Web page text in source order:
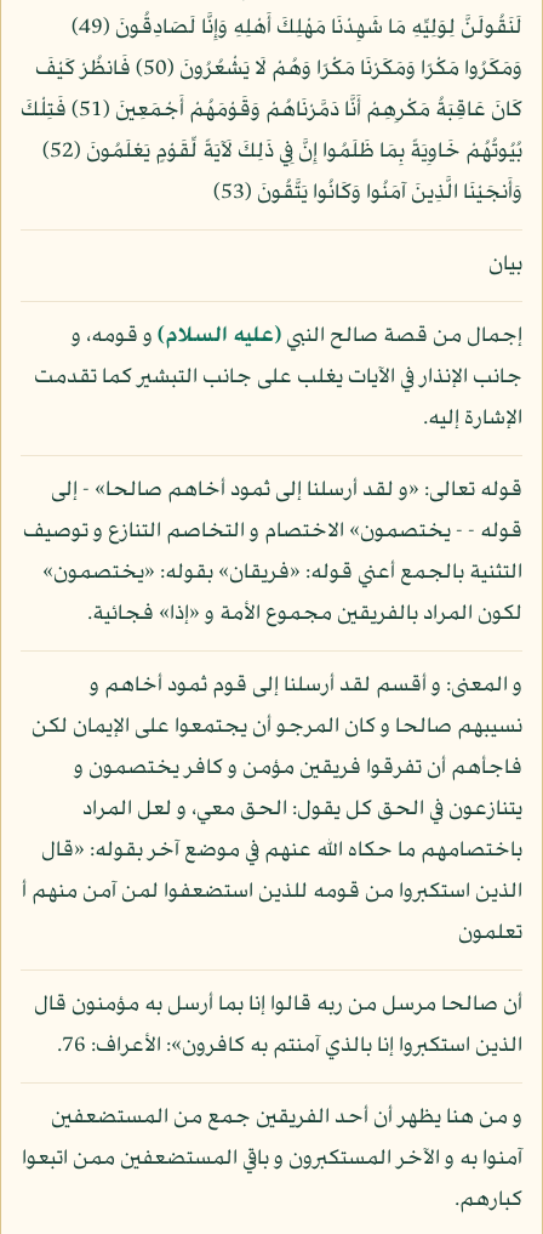
لَنَقُولَنَّ لِوَلِيِّهِ مَا شَهِدْنَا مَهْلِكَ أَهْلِهِ وَإِنَّا لَصَادِقُونَ (49)
وَمَكَرُوا مَكْرًا وَمَكَرْنَا مَكْرًا وَهُمْ لَا يَشْعُرُونَ (50) فَانظُرْ كَيْفَ
كَانَ عَاقِبَةُ مَكْرِهِمْ أَنَّا دَمَّرْنَاهُمْ وَقَوْمَهُمْ أَجْمَعِينَ (51) فَتِلْكَ
بُيُوتُهُمْ خَاوِيَةً بِمَا ظَلَمُوا إِنَّ فِي ذَلِكَ لَآيَةً لِّقَوْمٍ يَعْلَمُونَ (52)
وَأَنجَيْنَا الَّذِينَ آمَنُوا وَكَانُوا يَتَّقُونَ (53)
بيان
إجمال من قصة صالح النبي(عليه السلام)و قومه، و
جانب الإنذار في الآيات يغلب على جانب التبشير كما تقدمت
الإشارة إليه.
قوله تعالى: «و لقد أرسلنا إلى ثمود أخاهم صالحا» - إلى
قوله - - يختصمون» الاختصام و التخاصم التنازع و توصيف
التثنية بالجمع أعني قوله: «فريقان» بقوله: «يختصمون»
لكون المراد بالفريقين مجموع الأمة و «إذا» فجائية.
و المعنى: و أقسم لقد أرسلنا إلى قوم ثمود أخاهم و
نسيبهم صالحا و كان المرجو أن يجتمعوا على الإيمان لكن
فاجأهم أن تفرقوا فريقين مؤمن و كافر يختصمون و
يتنازعون في الحق كل يقول: الحق معي، و لعل المراد
باختصامهم ما حكاه الله عنهم في موضع آخر بقوله: «قال
الذين استكبروا من قومه للذين استضعفوا لمن آمن منهم أ
تعلمون
أن صالحا مرسل من ربه قالوا إنا بما أرسل به مؤمنون قال
الذين استكبروا إنا بالذي آمنتم به كافرون»: الأعراف: 76.
و من هنا يظهر أن أحد الفريقين جمع من المستضعفين
آمنوا به و الآخر المستكبرون و باقي المستضعفين ممن اتبعوا
كبارهم.